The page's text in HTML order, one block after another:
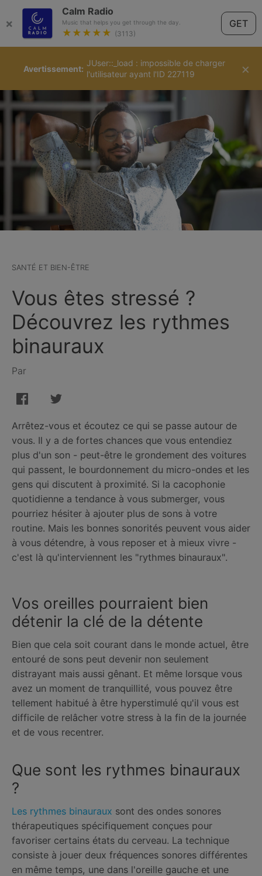
×
Calm Radio
Music that helps you get through the day.
★★★★★ (3113)
GET
×
Avertissement
JUser::_load : impossible de charger
l'utilisateur ayant l'ID 227119
Français
SANTÉ ET BIEN-ÊTRE
Vous êtes stressé ?
Découvrez les rythmes
binauraux
Par
Arrêtez-vous et écoutez ce qui se passe autour de
vous. Il y a de fortes chances que vous entendiez
plus d'un son - peut-être le grondement des voitures
qui passent, le bourdonnement du micro-ondes et les
gens qui discutent à proximité. Si la cacophonie
quotidienne a tendance à vous submerger, vous
pourriez hésiter à ajouter plus de sons à votre
routine. Mais les bonnes sonorités peuvent vous aider
à vous détendre, à vous reposer et à mieux vivre -
c'est là qu'interviennent les "rythmes binauraux".
Vos oreilles pourraient bien
détenir la clé de la détente
Bien que cela soit courant dans le monde actuel, être
entouré de sons peut devenir non seulement
distrayant mais aussi gênant. Et même lorsque vous
avez un moment de tranquillité, vous pouvez être
tellement habitué à être hyperstimulé qu'il vous est
difficile de relâcher votre stress à la fin de la journée
et de vous recentrer.
Que sont les rythmes binauraux
?
Les rythmes binauraux sont des ondes sonores
thérapeutiques spécifiquement conçues pour
favoriser certains états du cerveau. La technique
consiste à jouer deux fréquences sonores différentes
en même temps, une dans l'oreille gauche et une